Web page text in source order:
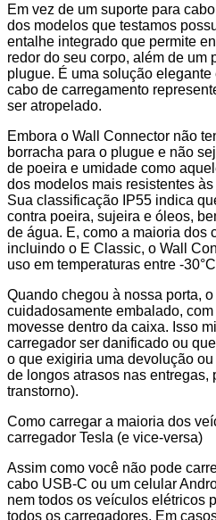
Em vez de um suporte para
dos modelos que testamos
entalhe integrado que permite
redor do seu corpo, além de um
plugue. É uma solução
cabo de carregamento
ser atropelado.
Embora o Wall Connector não
borracha para o plugue e não
de poeira e umidade como
dos modelos mais resistentes
Sua classificação IP55 indica
contra poeira, sujeira e óleos,
de água. E, como a maioria dos
incluindo o E Classic, o Wall
uso em temperaturas entre -
Quando chegou à nossa porta,
cuidadosamente embalado,
movesse dentro da caixa. Isso
carregador ser danificado ou
o que exigiria uma devolução
de longos atrasos nas entregas,
transtorno).
Como carregar a maioria dos
carregador Tesla (e vice-versa)
Assim como você não pode
cabo USB-C ou um celular
nem todos os veículos elétricos
todos os carregadores. Em